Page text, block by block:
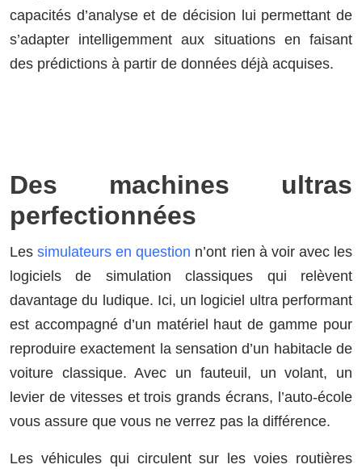
capacités d’analyse et de décision lui permettant de
s’adapter intelligemment aux situations en faisant
des prédictions à partir de données déjà acquises.
Des machines ultras
perfectionnées
Lessimulateurs en question n’ont rien à voir avec les
logiciels de simulation classiques qui relèvent
davantage du ludique. Ici, un logiciel ultra performant
est accompagné d’un matériel haut de gamme pour
reproduire exactement la sensation d’un habitacle de
voiture classique. Avec un fauteuil, un volant, un
levier de vitesses et trois grands écrans, l’auto-école
vous assure que vous ne verrez pas la différence.
Les véhicules qui circulent sur les voies routières